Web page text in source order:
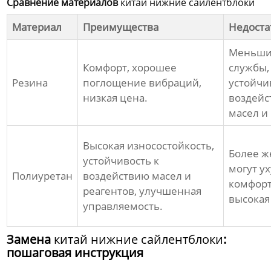
Материал Преимущества
Резина
Комфорт, хорошее
поглощение вибраций,
низкая цена.
масел и
Полиуретан
Высокая износостойкость,
устойчивость к
воздействию масел и
реагентов, улучшенная
управляемость.
Более
могут
Замена китай нижние сайлентблоки:
пошаговая инструкция